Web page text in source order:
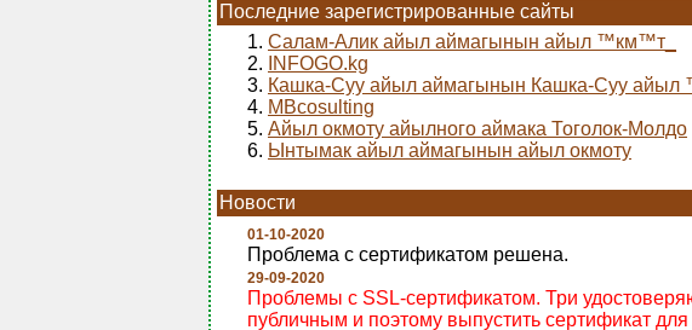
Последние зарегистрированные сайты
1. Салам-Алик айыл аймагынын айыл ™км™т_
2.
INFOGO.kg
3. Кашка-Суу айыл аймагынын Кашка-Суу айыл
4. MBcosulting
5. Айыл окмоту айылного аймака Тоголок-Молдо
6. Ынтымак айыл аймагынын айыл окмоту
Новости
01-10-2020
Проблема с сертификатом решена.
29-09-2020
Проблемы с SSL-сертификатом. Три
публичным и поэтому выпустить сертификат